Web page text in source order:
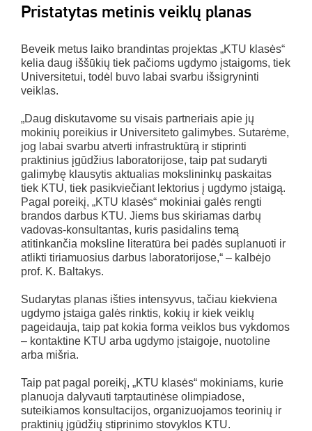
Pristatytas metinis veiklų planas
Beveik metus laiko brandintas projektas „KTU klasės“
kelia daug iššūkių tiek pačioms ugdymo įstaigoms, tiek
Universitetui, todėl buvo labai svarbu išsigryninti
veiklas.
„Daug diskutavome su visais partneriais apie jų
mokinių poreikius ir Universiteto galimybes. Sutarėme,
jog labai svarbu atverti infrastruktūrą ir stiprinti
praktinius įgūdžius laboratorijose, taip pat sudaryti
galimybę klausytis aktualias mokslininkų paskaitas
tiek KTU, tiek pasikviečiant lektorius į ugdymo įstaigą.
Pagal poreikį, „KTU klasės“ mokiniai galės rengti
brandos darbus KTU. Jiems bus skiriamas darbų
vadovas-konsultantas, kuris pasidalins temą
atitinkančia moksline literatūra bei padės suplanuoti ir
atlikti tiriamuosius darbus laboratorijose,“ – kalbėjo
prof. K. Baltakys.
Sudarytas planas išties intensyvus, tačiau kiekviena
ugdymo įstaiga galės rinktis, kokių ir kiek veiklų
pageidauja, taip pat kokia forma veiklos bus vykdomos
– kontaktine KTU arba ugdymo įstaigoje, nuotoline
arba mišria.
Taip pat pagal poreikį, „KTU klasės“ mokiniams, kurie
planuoja dalyvauti tarptautinėse olimpiadose,
suteikiamos konsultacijos, organizuojamos teorinių ir
praktinių įgūdžių stiprinimo stovyklos KTU.